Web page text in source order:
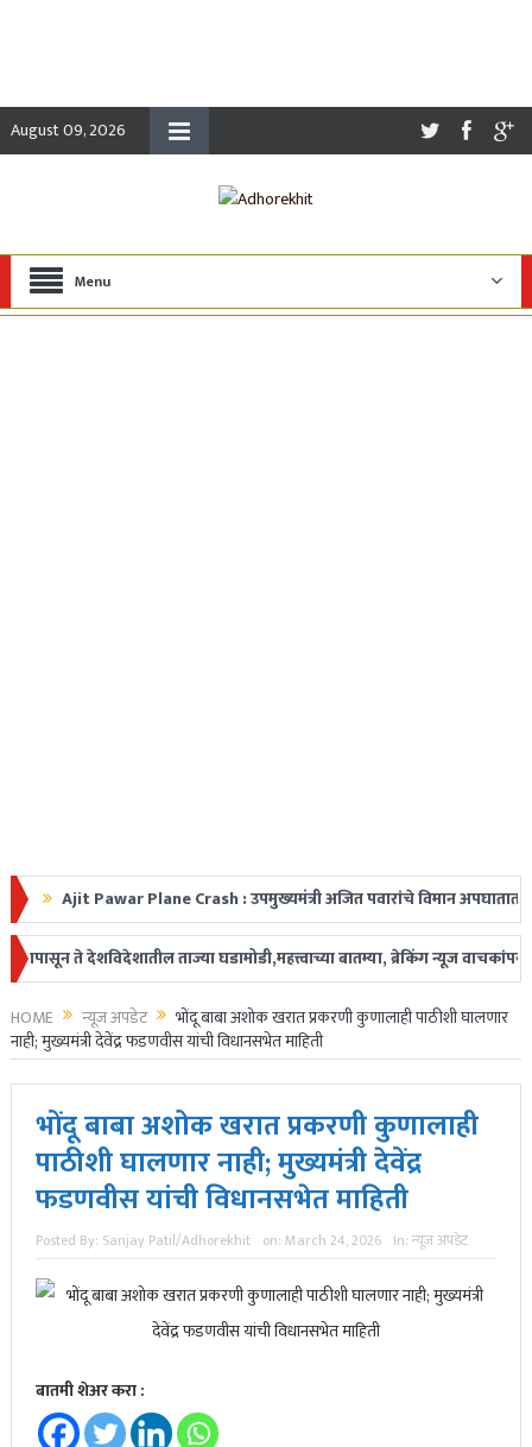
August 09, 2026
Menu
Pawar Plane Crash : उपमुख्यमंत्री अजित पवारांचे विमान अपघातात निधन,
ताज्या घडामोडी,महत्त्वाच्या बातम्या, ब्रेकिंग न्यूज वाचकांपर्यंत
HOME न्यूज अपडेट
भोंदू बाबा अशोक खरात प्रकरणी कुणालाही पाठीशी घालणार
नाही; मुख्यमंत्री देवेंद्र फडणवीस यांची विधानसभेत माहिती
भोंदू बाबा अशोक खरात प्रकरणी कुणालाही
पाठीशी घालणार नाही; मुख्यमंत्री देवेंद्र
फडणवीस यांची विधानसभेत माहिती
Posted By: Sanjay Patil/Adhorekhit on: March 24, 2026 In: न्यूज अपडेट
बातमी शेअर करा :